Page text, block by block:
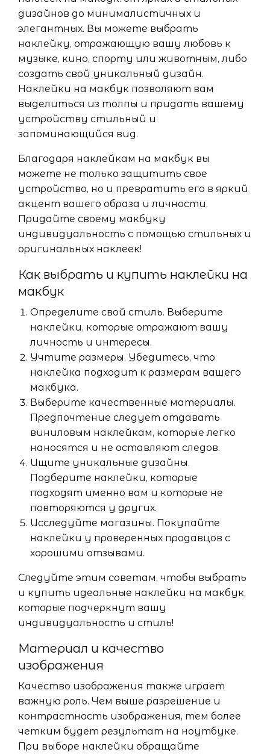
дизайнов до минималистичных и
элегантных. Вы можете выбрать
наклейку, отражающую вашу любовь к
музыке, кино, спорту или животным, либо
создать свой уникальный дизайн.
Наклейки на макбук позволяют вам
выделиться из толпы и придать вашему
устройству стильный и
запоминающийся вид.
Благодаря наклейкам на макбук вы
можете не только защитить свое
устройство, но и превратить его в яркий
акцент вашего образа и личности.
Придайте своему макбуку
индивидуальность с помощью стильных и
оригинальных наклеек!
Как выбрать и купить наклейки на
макбук
Определите свой стиль. Выберите
наклейки, которые отражают вашу
личность и интересы.
Учтите размеры. Убедитесь, что
наклейка подходит к размерам вашего
макбука.
Выберите качественные материалы.
Предпочтение следует отдавать
виниловым наклейкам, которые легко
наносятся и не оставляют следов.
Ищите уникальные дизайны.
Подберите наклейки, которые
подходят именно вам и которые не
повторяются у других.
Исследуйте магазины. Покупайте
наклейки у проверенных продавцов с
хорошими отзывами.
Следуйте этим советам, чтобы выбрать
и купить идеальные наклейки на макбук,
которые подчеркнут вашу
индивидуальность и стиль!
Материал и качество
изображения
Качество изображения также играет
важную роль. Чем выше разрешение и
контрастность изображения, тем более
четким будет результат на ноутбуке.
При выборе наклейки обращайте